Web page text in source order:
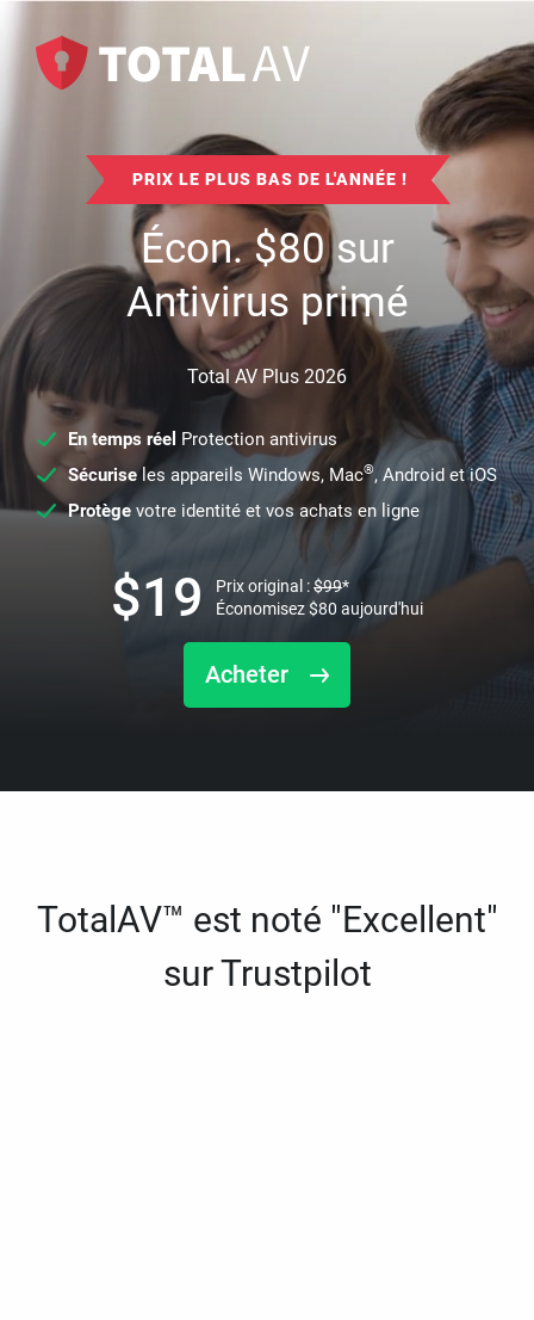
PRIX LE PLUS BAS DE L'ANNÉE !
Écon.$80sur
Antivirus primé
Total AV Plus 2026
En temps réel Protection antivirus
Sécuriseles appareils Windows, Mac®, Android et iOS
Protège votre identité et vos achats en ligne
Acheter
$19 Prix original :$99*
Économisez$80 aujourd'hui
TotalAV™ est noté "Excellent"
sur Trustpilot